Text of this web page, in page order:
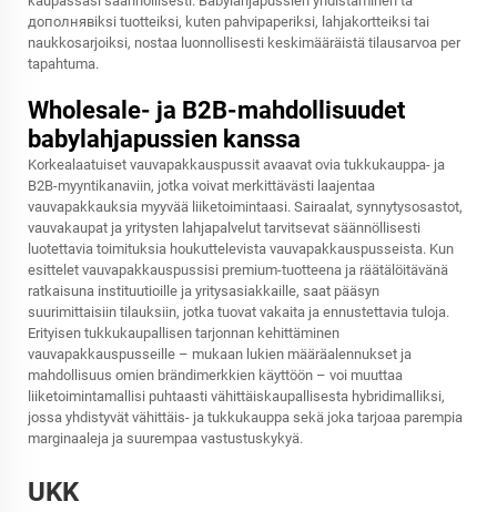
дополнявіksi tuotteiksi, kuten pahvipaperiksi, lahjakortteiksi tai
naukkosarjoiksi, nostaa luonnollisesti keskimääräistä tilausarvoa per
tapahtuma.
Wholesale- ja B2B-mahdollisuudet
babylahjapussien kanssa
Korkealaatuiset vauvapakkauspussit avaavat ovia tukkukauppa- ja
B2B-myyntikanaviin, jotka voivat merkittävästi laajentaa
vauvapakkauksia myyvää liiketoimintaasi. Sairaalat, synnytysosastot,
vauvakaupat ja yritysten lahjapalvelut tarvitsevat säännöllisesti
luotettavia toimituksia houkuttelevista vauvapakkauspusseista. Kun
esittelet vauvapakkauspussisi premium-tuotteena ja räätälöitävänä
ratkaisuna instituutioille ja yritysasiakkaille, saat pääsyn
suurimittaisiin tilauksiin, jotka tuovat vakaita ja ennustettavia tuloja.
Erityisen tukkukaupallisen tarjonnan kehittäminen
vauvapakkauspusseille – mukaan lukien määräalennukset ja
mahdollisuus omien brändimerkkien käyttöön – voi muuttaa
liiketoimintamallisi puhtaasti vähittäiskaupallisesta hybridimalliksi,
jossa yhdistyvät vähittäis- ja tukkukauppa sekä joka tarjoaa parempia
marginaaleja ja suurempaa vastustuskykyä.
UKK